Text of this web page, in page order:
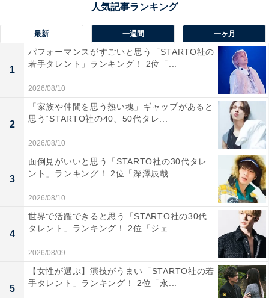
回答者からは「お好み焼きとかカープとか広島は地元愛
が強い印象がある」（40代男性／岩手県）、「新聞や野
球ファン、原爆、ドームなど、地元に根ざした情報発信
が盛んだと思うから」（40代女性／兵庫県）、「濃い人
が多そうだから」（40代男性／東京都）といったコメン
トが寄せられています。
最新 一週間 一ヶ月
1
パフォーマンスがすごいと思う「STARTO社の
若手タレント」ランキング！ 2位「...
2026/08/10
2
「家族や仲間を思う熱い魂」ギャップがあると
思う“STARTO社の40、50代タレ...
2026/08/10
3
面倒見がいいと思う「STARTO社の30代タレ
ント」ランキング！ 2位「深澤辰哉...
2026/08/10
4
世界で活躍できると思う「STARTO社の30代
タレント」ランキング！ 2位「ジェ...
2026/08/09
5
【女性が選ぶ】演技がうまい「STARTO社の若
手タレント」ランキング！ 2位「永...